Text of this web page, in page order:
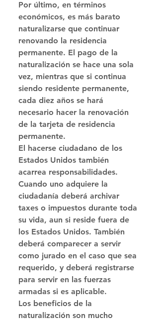
Por último, en términos
económicos, es más barato
naturalizarse que continuar
renovando la residencia
permanente. El pago de la
naturalización se hace una sola
vez, mientras que si continua
siendo residente permanente,
cada diez años se hará
necesario hacer la renovación
de la tarjeta de residencia
permanente.
El hacerse ciudadano de los
Estados Unidos también
acarrea responsabilidades.
Cuando uno adquiere la
ciudadanía deberá archivar
taxes o impuestos durante toda
su vida, aun si reside fuera de
los Estados Unidos. También
deberá comparecer a servir
como jurado en el caso que sea
requerido, y deberá registrarse
para servir en las fuerzas
armadas si es aplicable.
Los beneficios de la
naturalización son mucho